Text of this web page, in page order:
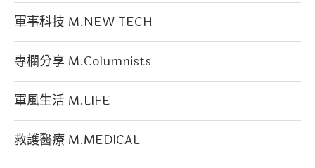
軍事科技 M.NEW TECH
專欄分享 M.Columnists
軍風生活 M.LIFE
救護醫療 M.MEDICAL